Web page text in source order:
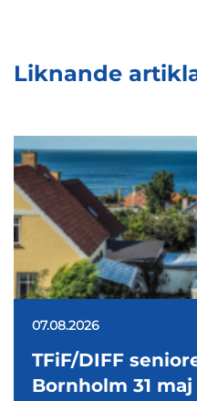
Liknande
07.08.2026
TFiF/DIFF
Bornholm 31